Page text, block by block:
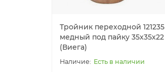
Тройник переходной 121235
медный под пайку 35х35х22
(Виега)
Есть в наличии